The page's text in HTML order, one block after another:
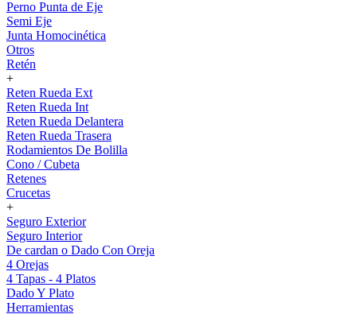
Perno Punta de Eje
Semi Eje
Junta Homocinética
Otros
Retén
+
Reten Rueda Ext
Reten Rueda Int
Reten Rueda Delantera
Reten Rueda Trasera
Rodamientos De Bolilla
Cono / Cubeta
Retenes
Crucetas
+
Seguro Exterior
Seguro Interior
De cardan o Dado Con Oreja
4 Orejas
4 Tapas - 4 Platos
Dado Y Plato
Herramientas